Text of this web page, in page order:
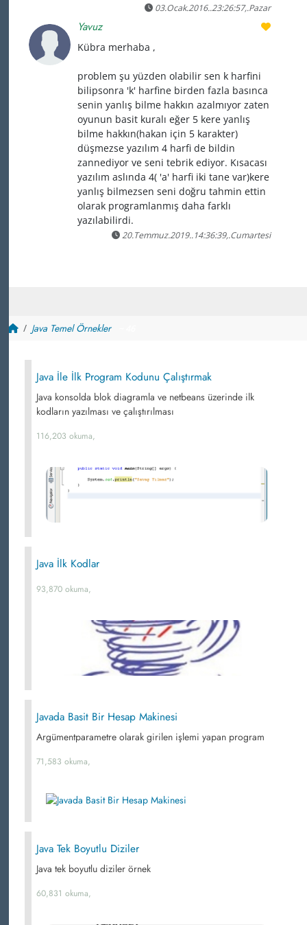
03.Ocak.2016..23:26:57,.Pazar
Yavuz
Kübra merhaba ,
problem şu yüzden olabilir sen k harfini
bilipsonra 'k' harfine birden fazla basınca
senin yanlış bilme hakkın azalmıyor zaten
oyunun basit kuralı eğer 5 kere yanlış
bilme hakkın(hakan için 5 karakter)
düşmezse yazılım 4 harfi de bildin
zannediyor ve seni tebrik ediyor. Kısacası
yazılım aslında 4( 'a' harfi iki tane var)kere
yanlış bilmezsen seni doğru tahmin ettin
olarak programlanmış daha farklı
yazılabilirdi.
20.Temmuz.2019..14:36:39,.Cumartesi
Java Temel Örnekler
Java İle İlk Program Kodunu Çalıştırmak
Java konsolda blok diagramla ve netbeans üzerinde ilk
kodların yazılması ve çalıştırılması
116,203 okuma,
Java İlk Kodlar
93,870 okuma,
Javada Basit Bir Hesap Makinesi
Argümentparametre olarak girilen işlemi yapan program
71,583 okuma,
Java Tek Boyutlu Diziler
Java tek boyutlu diziler örnek
60,831 okuma,